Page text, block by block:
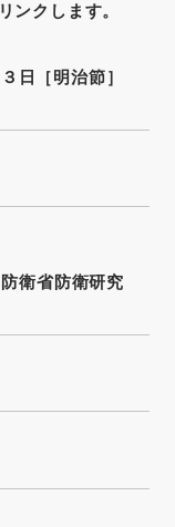
ンクします。
日［明治節］
衛省防衛研究